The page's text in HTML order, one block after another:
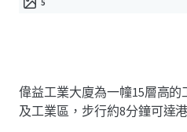
偉益工業大廈為一幢15層高
及工業區，步行約8分鐘可達